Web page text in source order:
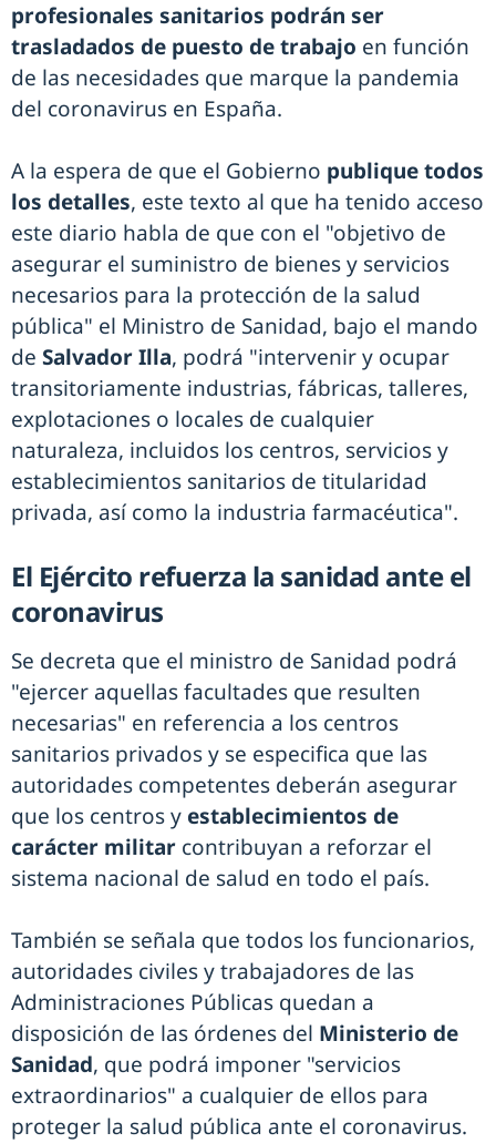
profesionales sanitarios podrán ser
trasladados de puesto de trabajo en función
de las necesidades que marque la pandemia
del coronavirus en España.
A la espera de que el Gobierno publique todos
los detalles, este texto al que ha tenido acceso
este diario habla de que con el "objetivo de
asegurar el suministro de bienes y servicios
necesarios para la protección de la salud
pública" el Ministro de Sanidad, bajo el mando
de Salvador Illa, podrá "intervenir y ocupar
transitoriamente industrias, fábricas, talleres,
explotaciones o locales de cualquier
naturaleza, incluidos los centros, servicios y
establecimientos sanitarios de titularidad
privada, así como la industria farmacéutica".
El Ejército refuerza la sanidad ante el
coronavirus
Se decreta que el ministro de Sanidad podrá
"ejercer aquellas facultades que resulten
necesarias" en referencia a los centros
sanitarios privados y se especifica que las
autoridades competentes deberán asegurar
que los centros y establecimientos de
carácter militar contribuyan a reforzar el
sistema nacional de salud en todo el país.
También se señala que todos los funcionarios,
autoridades civiles y trabajadores de las
Administraciones Públicas quedan a
disposición de las órdenes del Ministerio de
Sanidad, que podrá imponer "servicios
extraordinarios" a cualquier de ellos para
proteger la salud pública ante el coronavirus.